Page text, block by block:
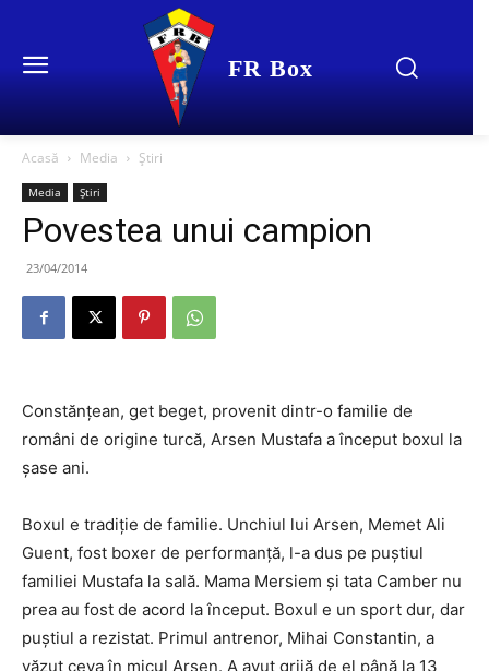
FR Box
Acasă Media Știri
Media Știri
Povestea unui campion
23/04/2014
Constănţean, get beget, provenit dintr-o familie de
români de origine turcă, Arsen Mustafa a început boxul la
şase ani.
Boxul e tradiţie de familie. Unchiul lui Arsen, Memet Ali
Guent, fost boxer de performanţă, l-a dus pe puştiul
familiei Mustafa la sală. Mama Mersiem şi tata Camber nu
prea au fost de acord la început. Boxul e un sport dur, dar
puştiul a rezistat. Primul antrenor, Mihai Constantin, a
văzut ceva în micul Arsen. A avut grijă de el până la 13